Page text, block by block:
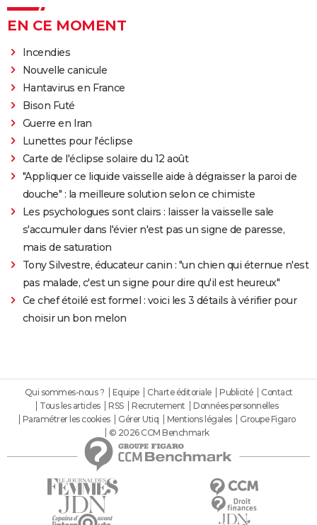
EN CE MOMENT
Incendies
Nouvelle canicule
Hantavirus en France
Bison Futé
Guerre en Iran
Lunettes pour l'éclipse
Carte de l'éclipse solaire du 12 août
"Appliquer ce liquide vaisselle aide à dégraisser la paroi de
douche" : la meilleure solution selon ce chimiste
Les psychologues sont clairs : laisser la vaisselle sale
s'accumuler dans l'évier n'est pas un signe de paresse,
mais de saturation
Tony Silvestre, éducateur canin : "un chien qui éternue n'est
pas malade, c'est un signe pour dire qu'il est heureux"
Ce chef étoilé est formel : voici les 3 détails à vérifier pour
choisir un bon melon
Qui sommes-nous ? Equipe Charte éditoriale Publicité
Contact
Tous les articles
RSS Recrutement
Données personnelles
Paramétrer les cookies
Gérer Utiq Mentions légales
Groupe Figaro
© 2026 CCM Benchmark